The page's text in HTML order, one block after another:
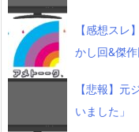
【感想スレ
かし回&傑作
【悲報】元
いました」